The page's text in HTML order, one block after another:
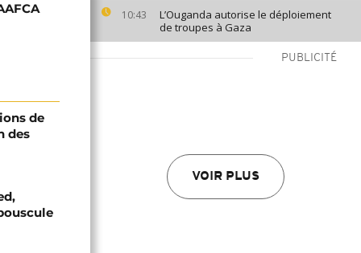
10:43
L’Ouganda autorise le déploiement
de troupes à Gaza
PUBLICITÉ
VOIR PLUS
de
des